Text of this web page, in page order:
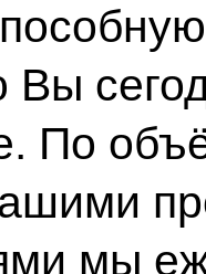
Вы
По
мы